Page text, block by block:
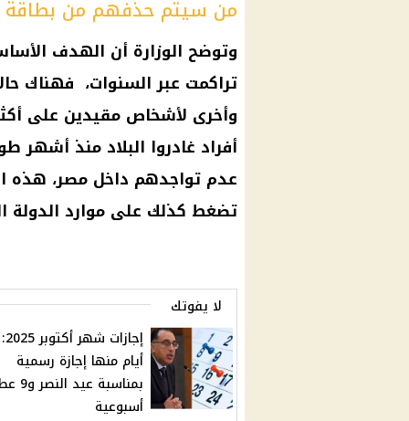
من سيتم حذفهم من بطاقة
وتوضح الوزارة أن الهدف
تراكمت عبر السنوات، فهناك
وأخرى لأشخاص مقيدين على
أفراد غادروا البلاد منذ أشهر
عدم تواجدهم داخل مصر، هذه
تضغط كذلك على موارد
لا يفوتك
أيام منها إجازة رسمية
أسبوعية